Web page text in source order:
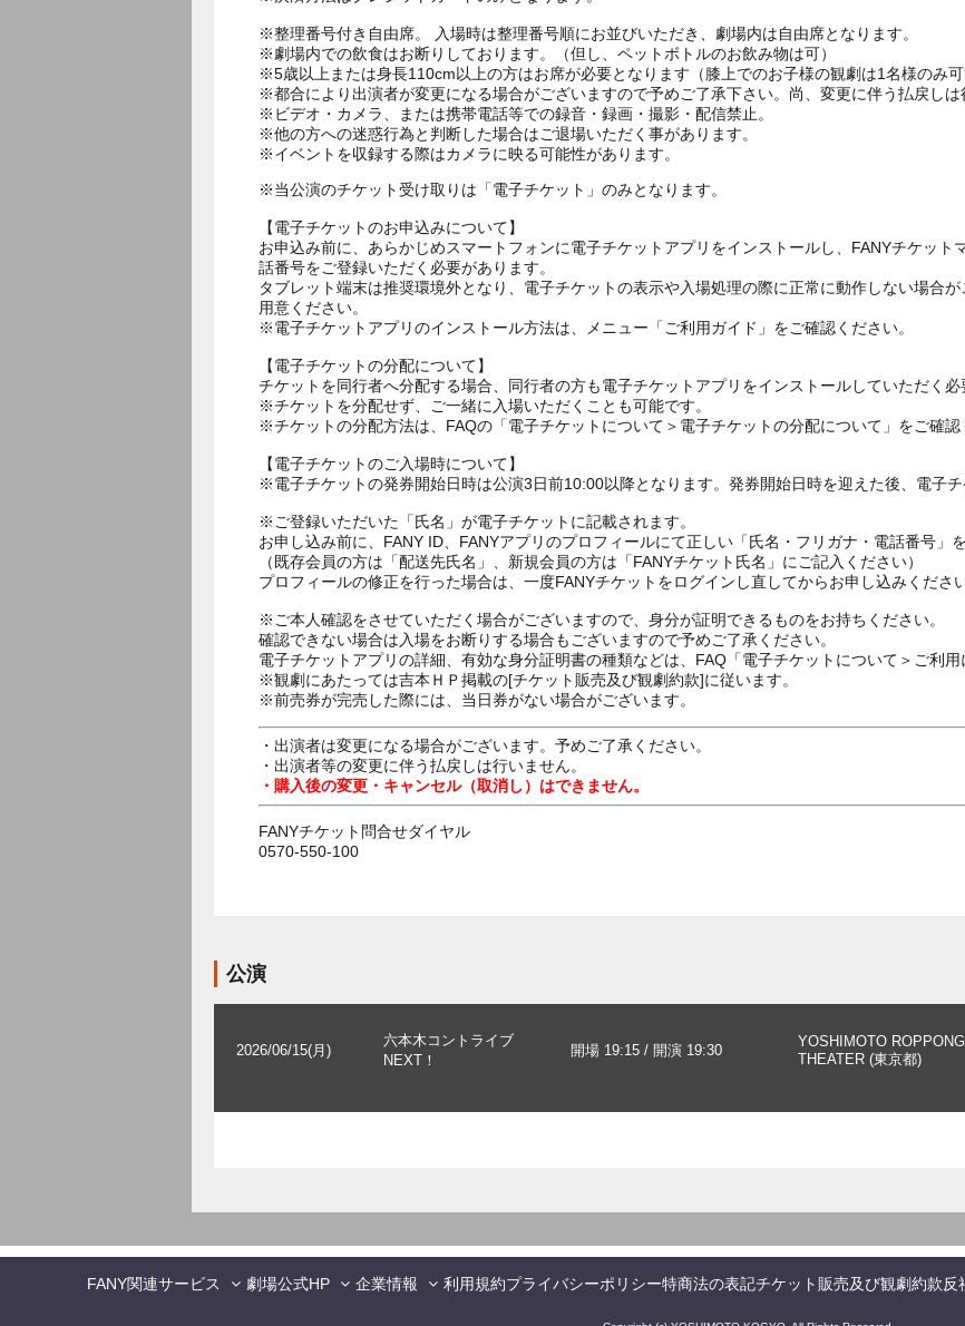
※整理番号付き自由席。 入場時は整理番号順にお並びいただき、劇場内は自由席となります。
※劇場内での飲食はお断りしております。（但し、ペットボトルのお飲み物は可）
※5歳以上または身長110cm以上の方はお席が必要となります（膝上でのお子様の観劇は1名様のみ可
※都合により出演者が変更になる場合がございますので予めご了承下さい。尚、変更に伴う払戻しは
※ビデオ・カメラ、または携帯電話等での録音・録画・撮影・配信禁止。
※他の方への迷惑行為と判断した場合はご退場いただく事があります。
※イベントを収録する際はカメラに映る可能性があります。
※当公演のチケット受け取りは「電子チケット」のみとなります。
【電子チケットのお申込みについて】
お申込み前に、あらかじめスマートフォンに電子チケットアプリをインストールし、FANYチケット
話番号をご登録いただく必要があります。
タブレット端末は推奨環境外となり、電子チケットの表示や入場処理の際に正常に動作しない場合
用意ください。
※電子チケットアプリのインストール方法は、メニュー「ご利用ガイド」をご確認ください。
【電子チケットの分配について】
チケットを同行者へ分配する場合、同行者の方も電子チケットアプリをインストールしていただく必
※チケットを分配せず、ご一緒に入場いただくことも可能です。
※チケットの分配方法は、FAQの「電子チケットについて＞電子チケットの分配について」をご確認
【電子チケットのご入場時について】
※電子チケットの発券開始日時は公演3日前10:00以降となります。発券開始日時を迎えた後、電子チ
※ご登録いただいた「氏名」が電子チケットに記載されます。
お申し込み前に、FANY ID、FANYアプリのプロフィールにて正しい「氏名・フリガナ・電話番号」
（既存会員の方は「配送先氏名」、新規会員の方は「FANYチケット氏名」にご記入ください）
プロフィールの修正を行った場合は、一度FANYチケットをログインし直してからお申し込みくださ
※ご本人確認をさせていただく場合がございますので、身分が証明できるものをお持ちください。
確認できない場合は入場をお断りする場合もございますので予めご了承ください。
電子チケットアプリの詳細、有効な身分証明書の種類などは、FAQ「電子チケットについて＞ご利用
※観劇にあたっては吉本ＨＰ掲載の[チケット販売及び観劇約款]に従います。
※前売券が完売した際には、当日券がない場合がございます。
・出演者は変更になる場合がございます。予めご了承ください。
・出演者等の変更に伴う払戻しは行いません。
・購入後の変更・キャンセル（取消し）はできません。
FANYチケット問合せダイヤル
0570-550-100
公演
2026/06/15(月)
六本木コントライブ
NEXT！
開場 19:15 / 開演 19:30
YOSHIMOTO
THEATER (東京都)
FANY関連サービス 劇場公式HP 企業情報 利用規約プライバシーポリシー特商法の表記チケット販売及び観劇約款反